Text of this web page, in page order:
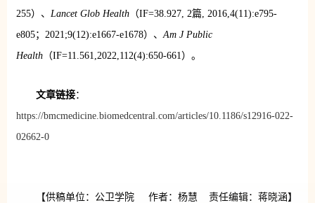
255）、 Lancet Glob Health（IF=38.927, 2篇, 2016,4(11):e795-
e805；2021;9(12):e1667-e1678）、Am J Public
Health（IF=11.561,2022,112(4):650-661）。
文章链接：
https://bmcmedicine.biomedcentral.com/articles/10.1186/s12916-022-
02662-0
【供稿单位：公卫学院 作者：杨慧 责任编辑：蒋晓涵】